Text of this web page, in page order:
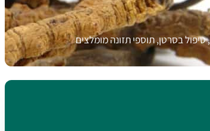
טיפול בסרטן, תוספי תזונה מומלצים